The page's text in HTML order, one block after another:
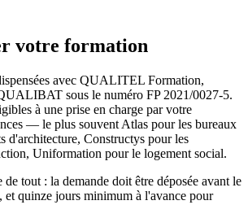
votre formation
avec QUALITEL Formation,
sous le numéro FP 2021/0027-5.
à une prise en charge par votre
— le plus souvent Atlas pour les bureaux
d'architecture, Constructys pour les
Uniformation pour le logement social.
tout : la demande doit être déposée avant le
et quinze jours minimum à l'avance pour